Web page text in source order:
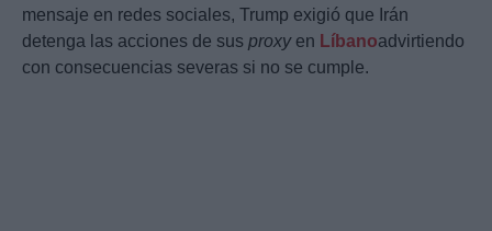
mensaje en redes sociales, Trump exigió que Irán
detenga las acciones de sus proxyen Líbanoadvirtiendo
con consecuencias severas si no se cumple.